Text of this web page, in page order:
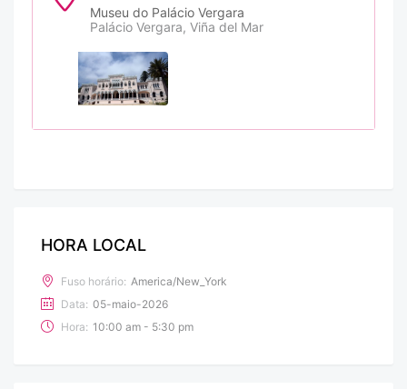
Museu do Palácio Vergara
Palácio Vergara, Viña del Mar
HORA LOCAL
Fuso horário: America/New_York
Data: 05-maio-2026
Hora: 10:00 am - 5:30 pm